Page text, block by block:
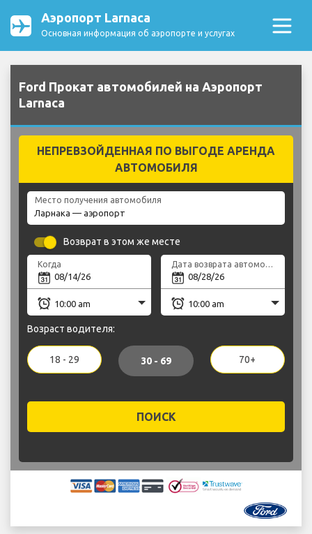
Аэропорт Larnaca
Основная информация об аэропорте и услугах
Ford Прокат автомобилей на Аэропорт
Larnaca
НЕПРЕВЗОЙДЕННАЯ ПО ВЫГОДЕ АРЕНДА
АВТОМОБИЛЯ
Место получения автомобиля
Возврат в этом же месте
Когда Дата возврата автомобиля
Возраст водителя:
18 - 29 30 - 69 70+
ПОИСК